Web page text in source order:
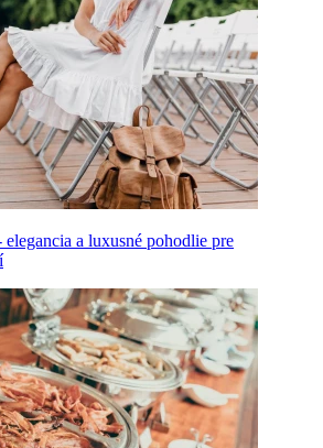
elegancia a luxusné pohodlie pre